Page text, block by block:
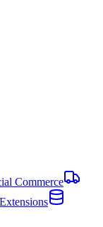
Commerce